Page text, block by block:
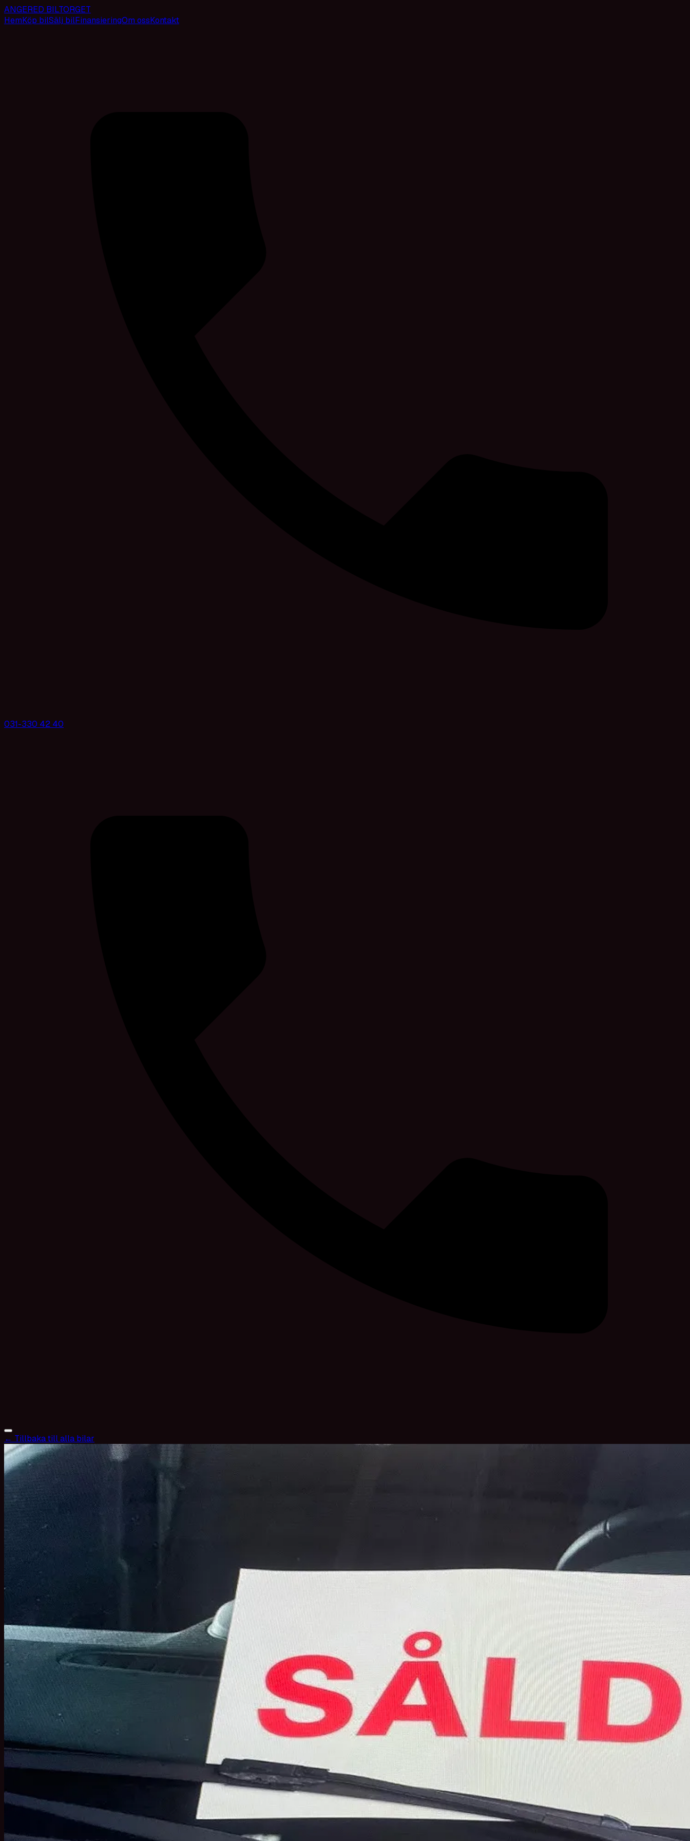
ANGERED BILTORGET
HemKöp bilSälj bilFinansieringOm ossKontakt
031-330 42 40
← Tillbaka till alla bilar